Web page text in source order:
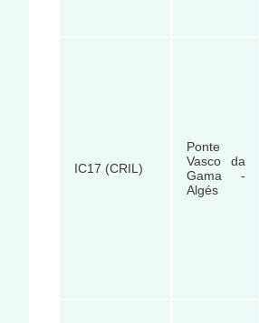
IC17 (CRIL)
Ponte
Vasco da
Gama -
Algés